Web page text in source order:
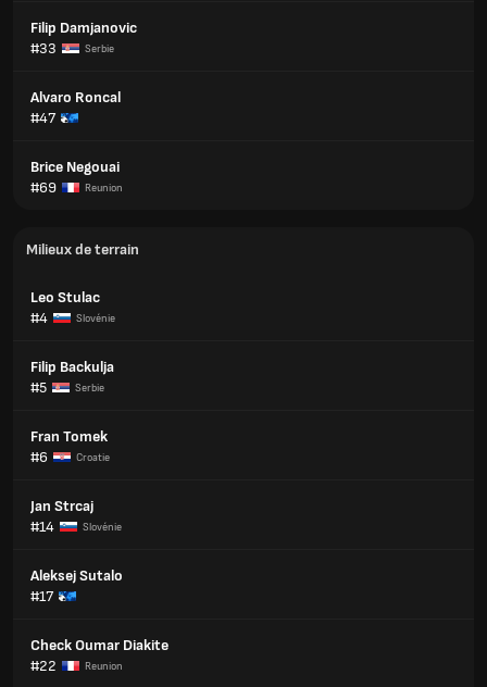
Filip Damjanovic
#33
Serbie
Alvaro Roncal
#47
Brice Negouai
#69
Reunion
Milieux de terrain
Leo Stulac
#4
Slovénie
Filip Backulja
#5
Serbie
Fran Tomek
#6
Croatie
Jan Strcaj
#14
Slovénie
Aleksej Sutalo
#17
Check Oumar Diakite
#22
Reunion